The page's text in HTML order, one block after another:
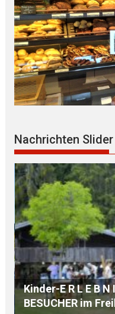
Nachrichten Slider
Sonderbericht
Isar am 07.08.2026